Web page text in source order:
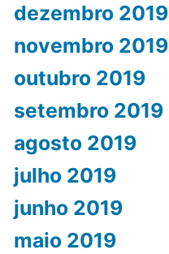
dezembro 2019
novembro 2019
outubro 2019
setembro 2019
agosto 2019
julho 2019
junho 2019
maio 2019